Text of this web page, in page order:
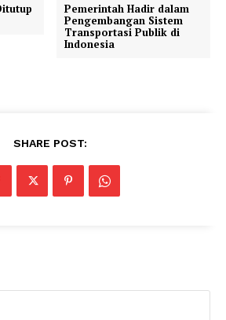
Pemerintah Hadir dalam
Pengembangan Sistem
Transportasi Publik di
Indonesia
SHARE POST: